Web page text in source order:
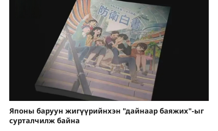
Японы баруун жигүүрийнхэн "дайнаар баяжих"-ыг
сурталчилж байна